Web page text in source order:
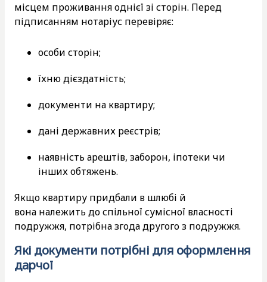
місцем проживання однієї зі сторін. Перед
підписанням нотаріус перевіряє:
особи сторін;
їхню дієздатність;
документи на квартиру;
дані державних реєстрів;
наявність арештів, заборон, іпотеки чи
інших обтяжень.
Якщо квартиру придбали в шлюбі й
вона належить до спільної сумісної власності
подружжя, потрібна згода другого з подружжя.
Які документи потрібні для оформлення
дарчої